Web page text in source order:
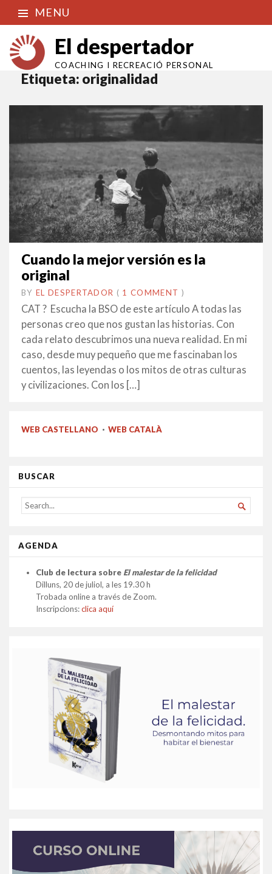
MENU
El despertador
COACHING I RECREACIÓ PERSONAL
Etiqueta: originalidad
Cuando la mejor versión es la
original
BY EL DESPERTADOR ON
26
AGOST
•( 1 COMMENT )
CAT ? Escucha la BSO de este artículo A todas las
personas creo que nos gustan las historias. Con
cada relato descubrimos una nueva realidad. En mi
caso, desde muy pequeño que me fascinaban los
cuentos, las leyendas o los mitos de otras culturas
y civilizaciones. Con los […]
WEB CASTELLANO · WEB CATALÀ
BUSCAR
SEARCH
FOR...

AGENDA
Club de lectura sobre El malestar de la felicidad
Dilluns, 20 de juliol, a les 19.30 h
Trobada online a través de Zoom.
Inscripcions:clica aquí